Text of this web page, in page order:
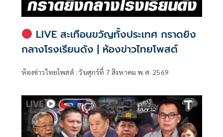
LIVE สะเทือนขวัญทั้งประเทศ กราดยิง
กลางโรงเรียนดัง | ห้องข่าวไทยโพสต์
ห้องข่าวไทยโพสต์ : วันศุกร์ที่ 7 สิงหาคม พ.ศ. 2569